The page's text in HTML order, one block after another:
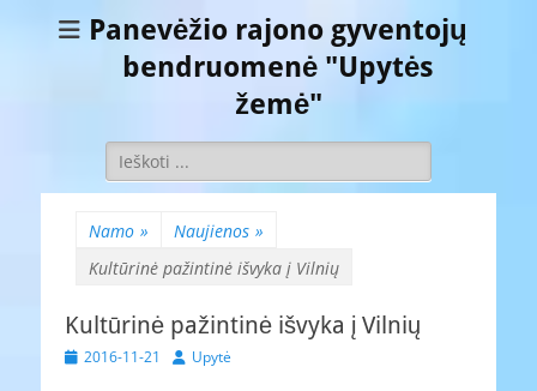
Panevėžio rajono gyventojų
bendruomenė "Upytės
žemė"
Ieškoti:
Namo » Naujienos »
Kultūrinė pažintinė išvyka į Vilnių
Kultūrinė pažintinė išvyka į Vilnių
Paskelbta
2016-11-21 Autorius
Upytė